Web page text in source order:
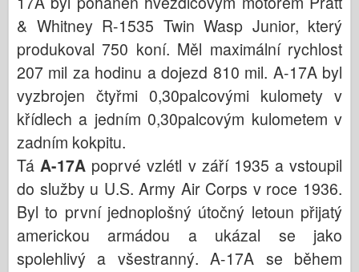
& Whitney R-1535 Twin Wasp Junior, který
produkoval 750 koní. Měl maximální rychlost
207 mil za hodinu a dojezd 810 mil. A-17A byl
vyzbrojen čtyřmi 0,30palcovými kulomety v
křídlech a jedním 0,30palcovým kulometem v
zadním kokpitu.
TáA-17A poprvé vzlétl v září 1935 a vstoupil
do služby u U.S. Army Air Corps v roce 1936.
Byl to první jednoplošný útočný letoun přijatý
americkou armádou a ukázal se jako
spolehlivý a všestranný. A-17A se během